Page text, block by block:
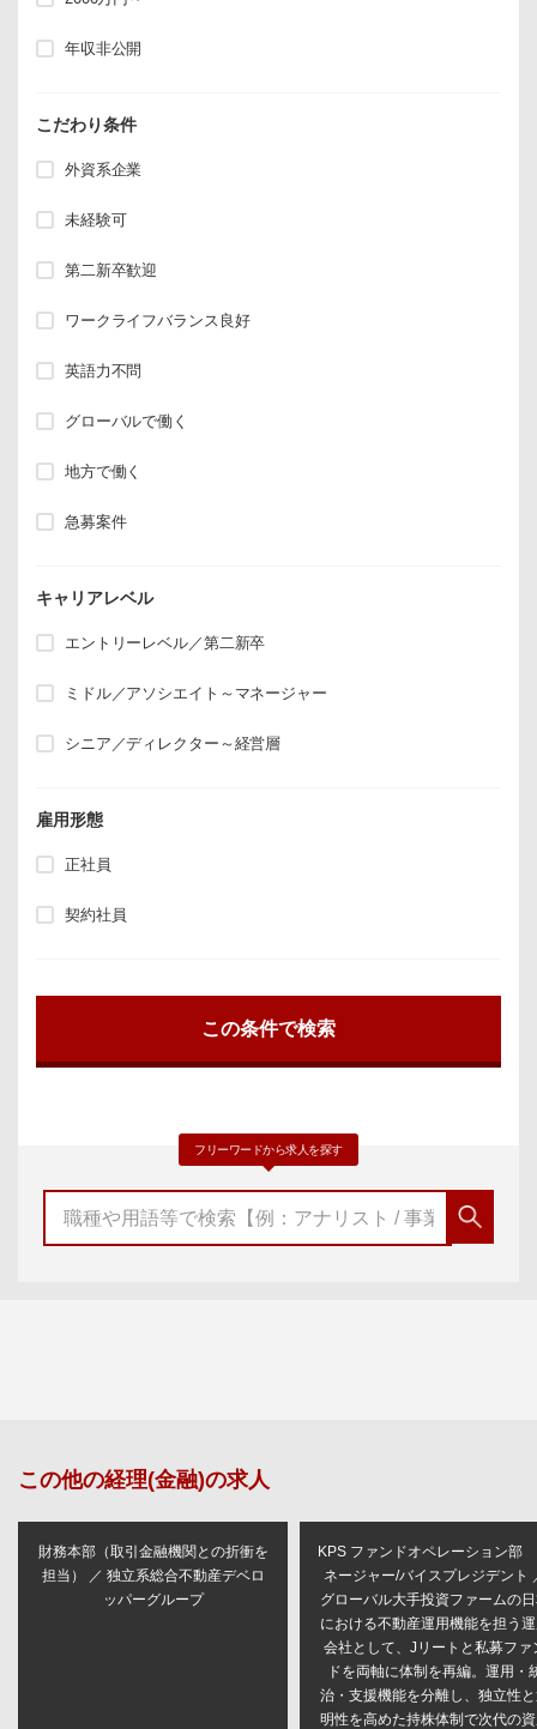
年収非公開
こだわり条件
外資系企業
未経験可
第二新卒歓迎
ワークライフバランス良好
英語力不問
グローバルで働く
地方で働く
急募案件
キャリアレベル
エントリーレベル／第二新卒
ミドル／アソシエイト～マネージャー
シニア／ディレクター～経営層
雇用形態
正社員
契約社員
フリーワードから求人を探す
この他の経理(金融)の求人
財務本部（取引金融機関との折衝を
担当） ／ 独立系総合不動産デベロ
ッパーグループ
KPS ファンドオペレーション部
ネージャー/バイスプレジデント
グローバル大手投資ファームの
における不動産運用機能を担う
会社として、Jリートと私募ファ
ドを両軸に体制を再編。運用・
治・支援機能を分離し、独立性
明性を高めた持株体制で次代の